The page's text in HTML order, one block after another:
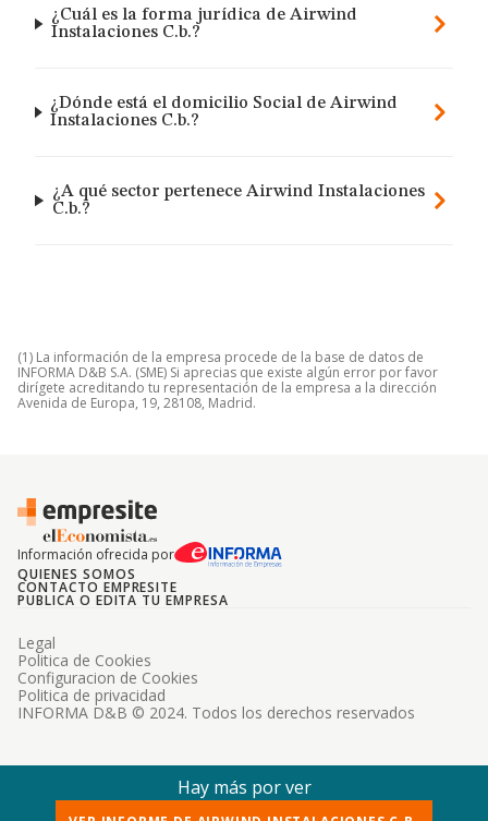
¿Cuál es la forma jurídica de Airwind
Instalaciones C.b.?
¿Dónde está el domicilio Social de Airwind
Instalaciones C.b.?
¿A qué sector pertenece Airwind Instalaciones
C.b.?
(1) La información de la empresa procede de la base de datos de
INFORMA D&B S.A. (SME) Si aprecias que existe algún error por favor
dirígete acreditando tu representación de la empresa a la dirección
Avenida de Europa, 19, 28108, Madrid.
Información ofrecida por
QUIENES SOMOS
CONTACTO EMPRESITE
PUBLICA O EDITA TU EMPRESA
INFORMA D&B © 2024. Todos los derechos reservados
Legal
Politica de Cookies
Configuracion de Cookies
Politica de privacidad
Hay más por ver